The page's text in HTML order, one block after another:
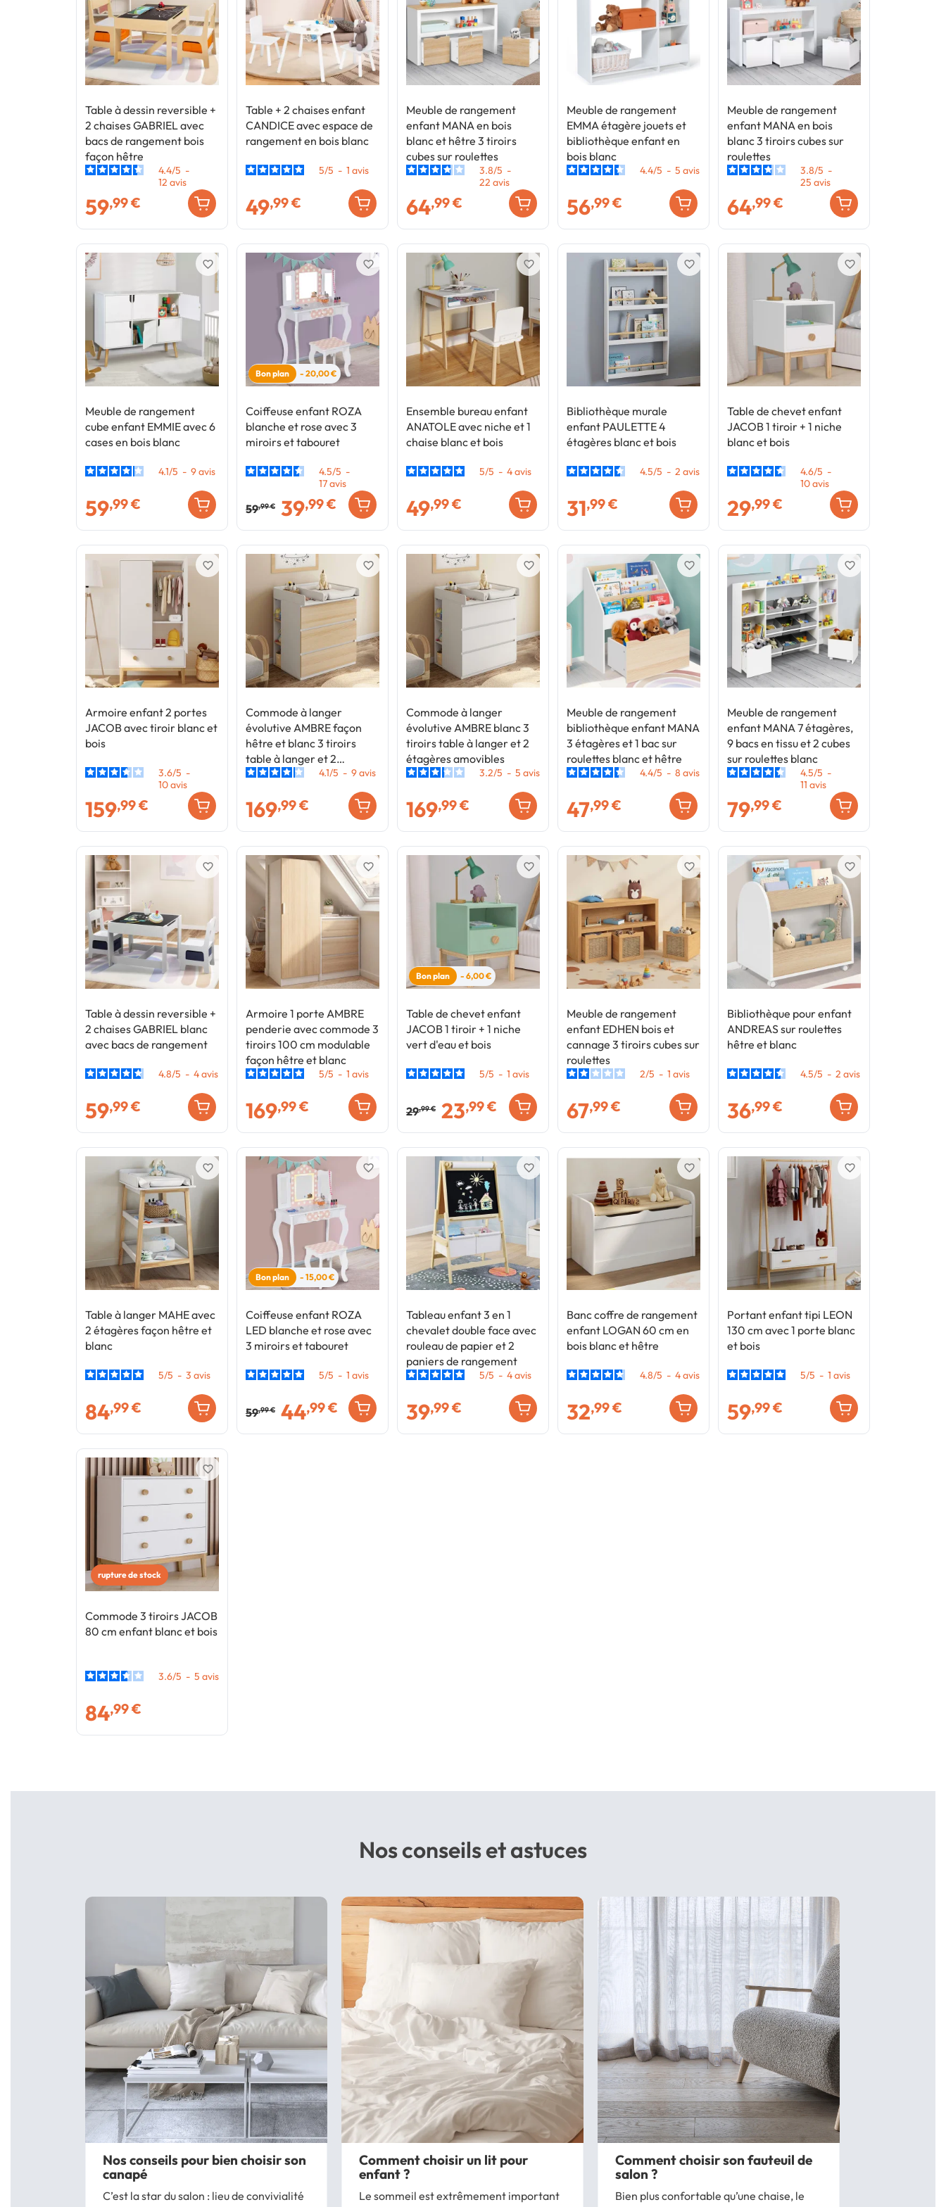
Table à dessin reversible +
2 chaises GABRIEL avec
bacs de rangement bois
façon hêtre
4.4/5 -
12 avis
59,99 €
Table + 2 chaises enfant
CANDICE avec espace de
rangement en bois blanc
5/5 - 1 avis
49,99 €
Meuble de rangement
enfant MANA en bois
blanc et hêtre 3 tiroirs
cubes sur roulettes
3.8/5 -
22 avis
64,99 €
Meuble de rangement
EMMA étagère jouets et
bibliothèque enfant en
bois blanc
4.4/5 - 5 avis
56,99 €
Meuble de rangement
enfant MANA en bois
blanc 3 tiroirs cubes sur
roulettes
3.8/5 -
25 avis
64,99 €
Meuble de rangement
cube enfant EMMIE avec 6
cases en bois blanc
4.1/5 - 9avis
59,99 €
favorite_border
Bon plan - 20,00 €
Coiffeuse enfant ROZA
blanche et rose avec 3
miroirs et tabouret
4.5/5 -
17avis
59,99 € 39,99 €
favorite_border
Ensemble bureau enfant
ANATOLE avec niche et 1
chaise blanc et bois
5/5 - 4avis
49,99 €
favorite_border
Bibliothèque murale
enfant PAULETTE 4
étagères blanc et bois
4.5/5 - 2 avis
31,99 €
favorite_border
Table de chevet enfant
JACOB 1 tiroir + 1 niche
blanc et bois
4.6/5 -
10avis
29,99 €
favorite_border
Armoire enfant 2 portes
JACOB avec tiroir blanc et
bois
3.6/5 -
10avis
159,99 €
favorite_border
Commode à langer
évolutive AMBRE façon
hêtre et blanc 3 tiroirs
table à langer et 2
étagères amovibles
4.1/5 - 9avis
169,99 €
favorite_border
Commode à langer
évolutive AMBRE blanc 3
tiroirs table à langer et 2
étagères amovibles
3.2/5 - 5 avis
169,99 €
favorite_border
Meuble de rangement
bibliothèque enfant MANA
3 étagères et 1 bac sur
roulettes blanc et hêtre
4.4/5 - 8 avis
47,99 €
favorite_border
Meuble de rangement
enfant MANA 7 étagères,
9 bacs en tissu et 2 cubes
sur roulettes blanc
4.5/5 -
11 avis
79,99 €
favorite_border
Table à dessin reversible +
2 chaises GABRIEL blanc
avec bacs de rangement
4.8/5 - 4avis
59,99 €
favorite_border
Armoire 1 porte AMBRE
penderie avec commode 3
tiroirs 100 cm modulable
façon hêtre et blanc
5/5 - 1 avis
169,99 €
favorite_border
Bon plan - 6,00 €
Table de chevet enfant
JACOB 1 tiroir + 1 niche
vert d'eau et bois
5/5 - 1 avis
29,99 € 23,99 €
favorite_border
Meuble de rangement
enfant EDHEN bois et
cannage 3 tiroirs cubes sur
roulettes
2/5 - 1 avis
67,99 €
favorite_border
Bibliothèque pour enfant
ANDREAS sur roulettes
hêtre et blanc
4.5/5 - 2 avis
36,99 €
favorite_border
Table à langer MAHE avec
2 étagères façon hêtre et
blanc
5/5 - 3 avis
84,99 €
favorite_border
Bon plan - 15,00 €
Coiffeuse enfant ROZA
LED blanche et rose avec
3 miroirs et tabouret
5/5 - 1 avis
59,99 € 44,99 €
favorite_border
Tableau enfant 3 en 1
chevalet double face avec
rouleau de papier et 2
paniers de rangement
5/5 - 4avis
39,99 €
favorite_border
Banc coffre de rangement
enfant LOGAN 60 cm en
bois blanc et hêtre
4.8/5 - 4avis
32,99 €
favorite_border
Portant enfant tipi LEON
130 cm avec 1 porte blanc
et bois
5/5 - 1 avis
59,99 €
favorite_border
rupture de stock
Commode 3 tiroirs JACOB
80 cm enfant blanc et bois
3.6/5 - 5 avis
84,99 €
favorite_border
Nos conseils et astuces
Nos conseils pour bien choisir son
canapé
C’est la star du salon : lieu de convivialité
Comment choisir un lit pour
enfant ?
Le sommeil est extrêmement important
Comment choisir son fauteuil de
salon ?
Bien plus confortable qu’une chaise, le